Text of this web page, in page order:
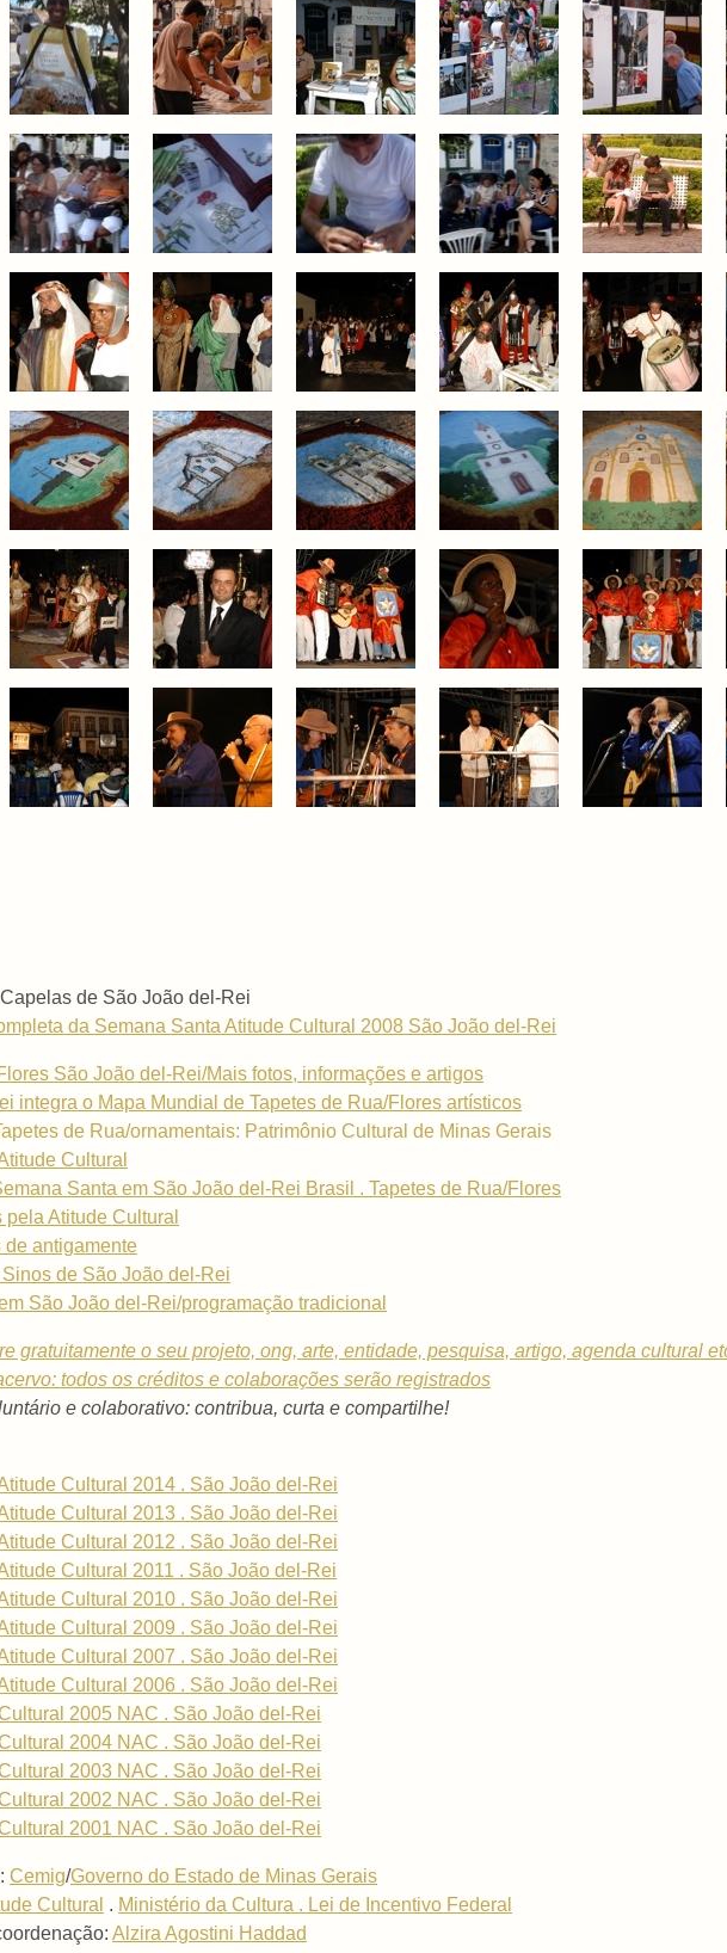
de São João del-Rei
da Semana Santa Atitude Cultural 2008 São João del-Rei
São João del-Rei/Mais fotos, informações e artigos
integra o Mapa Mundial de Tapetes de Rua/Flores artísticos
de Rua/ornamentais: Patrimônio Cultural de Minas Gerais
Cultural
Santa em São João del-Rei Brasil . Tapetes de Rua/Flores
Atitude Cultural
antigamente
de São João del-Rei
São João del-Rei/programação tradicional
gratuitamente o seu projeto, ong, arte, entidade, pesquisa, artigo, agenda cultural
todos os créditos e colaborações serão registrados
e colaborativo: contribua, curta e compartilhe!
Cultural 2014 . São João del-Rei
Cultural 2013 . São João del-Rei
Cultural 2012 . São João del-Rei
Cultural 2011 . São João del-Rei
Cultural 2010 . São João del-Rei
Cultural 2009 . São João del-Rei
Cultural 2007 . São João del-Rei
Cultural 2006 . São João del-Rei
2005 NAC . São João del-Rei
2004 NAC . São João del-Rei
2003 NAC . São João del-Rei
2002 NAC . São João del-Rei
2001 NAC . São João del-Rei
Cemig/Governo do Estado de Minas Gerais
Cultural . Ministério da Cultura . Lei de Incentivo Federal
Alzira Agostini Haddad